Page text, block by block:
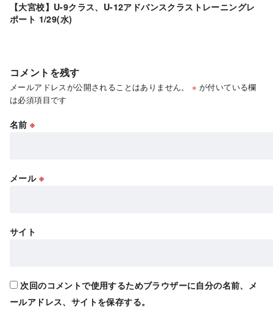
【大宮校】U-9クラス、U-12アドバンスクラストレーニングレ
ポート 1/29(水)
コメントを残す
メールアドレスが公開されることはありません。 ※ が付いている欄
は必須項目です
名前※
メール ※
サイト
次回のコメントで使用するためブラウザーに自分の名前、メ
ールアドレス、サイトを保存する。